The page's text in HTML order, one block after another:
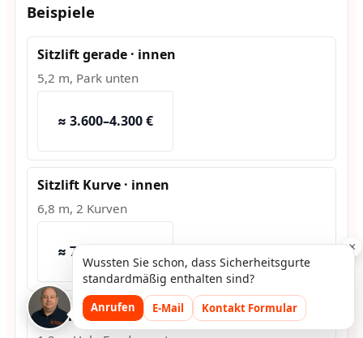
Beispiele
Sitzlift gerade · innen
5,2 m, Park unten
≈ 3.600–4.300 €
Sitzlift Kurve · innen
6,8 m, 2 Kurven
≈ 7.500–9.200 €
Hublift · außen
×
Wussten Sie schon, dass Sicherheitsgurte
standardmäßig enthalten sind?
Anrufen E-Mail Kontakt Formular